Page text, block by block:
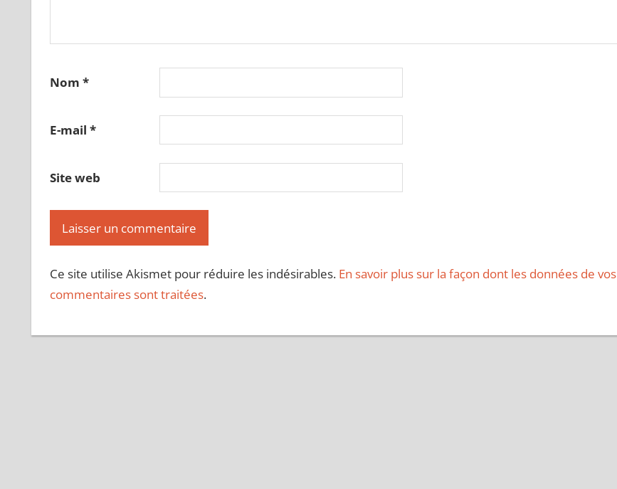
Nom *
E-mail *
Site web
Ce site utilise Akismet pour réduire les indésirables. En savoir plus sur la façon dont les données de vos
commentaires sont traitées.